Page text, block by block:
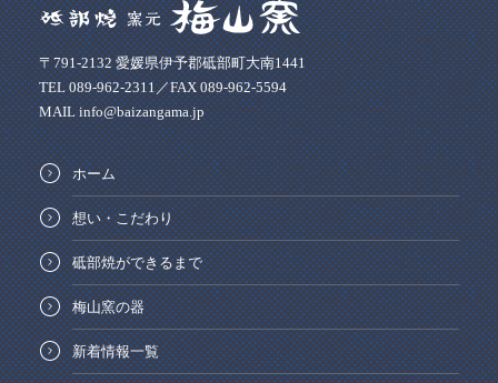
〒791-2132 愛媛県伊予郡砥部町大南1441
TEL 089-962-2311／FAX 089-962-5594
MAIL info@baizangama.jp
ホーム
想い・こだわり
砥部焼ができるまで
梅山窯の器
新着情報一覧